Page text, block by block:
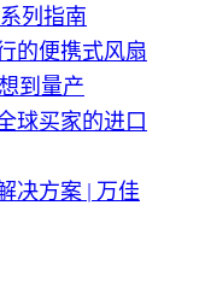
列指南
的便携式风扇
到量产
球买家的进口
决方案 | 万佳